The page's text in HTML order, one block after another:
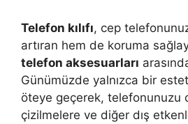
Telefon kılıfı, cep
artıran hem de koruma
telefon aksesuarları
Günümüzde yalnızca bir
öteye geçerek, telefonunuzu
çizilmelere ve diğer dış